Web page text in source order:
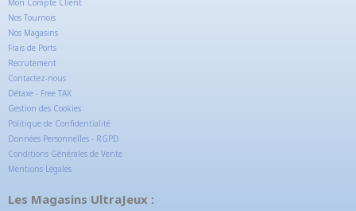
Mon Compte Client
Nos Tournois
Nos Magasins
Frais de Ports
Recrutement
Contactez-nous
Détaxe - Free TAX
Gestion des Cookies
Politique de Confidentialité
Données Personnelles - RGPD
Conditions Générales de Vente
Mentions Légales
Les Magasins UltraJeux :